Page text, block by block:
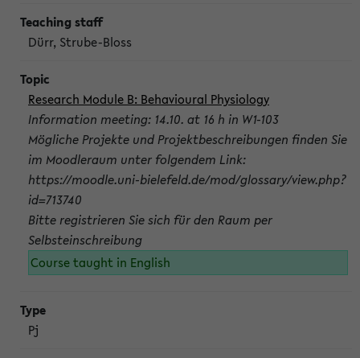
Dürr, Strube-Bloss
Research Module B: Behavioural Physiology
Information meeting: 14.10. at 16 h in W1-103
Mögliche Projekte und Projektbeschreibungen finden Sie
im Moodleraum unter folgendem Link:
https://moodle.uni-bielefeld.de/mod/glossary/view.php?
id=713740
Bitte registrieren Sie sich für den Raum per
Selbsteinschreibung
Course taught in English
Pj